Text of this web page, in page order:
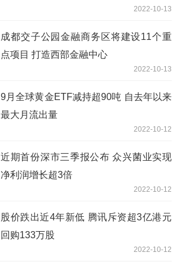
2022-10-13
成都交子公园金融商务区将建设11个重
点项目 打造西部金融中心
2022-10-13
9月全球黄金ETF减持超90吨 自去年以来
最大月流出量
2022-10-12
近期首份深市三季报公布 众兴菌业实现
净利润增长超3倍
2022-10-12
股价跌出近4年新低 腾讯斥资超3亿港元
回购133万股
2022-10-12